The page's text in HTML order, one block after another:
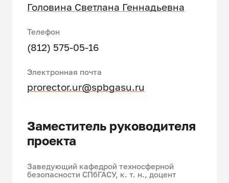
Головина Светлана Геннадьевна
Телефон
(812) 575-05-16
Электронная почта
prorector.ur@spbgasu.ru
Заместитель руководителя
проекта
Заведующий кафедрой техносферной
безопасности СПбГАСУ, к. т. н., доцент